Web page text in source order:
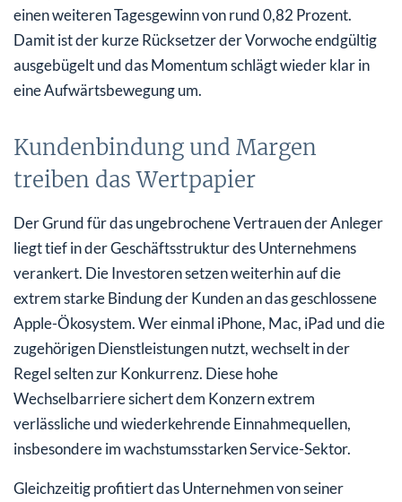
einen weiteren Tagesgewinn von rund 0,82 Prozent.
Damit ist der kurze Rücksetzer der Vorwoche endgültig
ausgebügelt und das Momentum schlägt wieder klar in
eine Aufwärtsbewegung um.
Kundenbindung und Margen
treiben das Wertpapier
Der Grund für das ungebrochene Vertrauen der Anleger
liegt tief in der Geschäftsstruktur des Unternehmens
verankert. Die Investoren setzen weiterhin auf die
extrem starke Bindung der Kunden an das geschlossene
Apple-Ökosystem. Wer einmal iPhone, Mac, iPad und die
zugehörigen Dienstleistungen nutzt, wechselt in der
Regel selten zur Konkurrenz. Diese hohe
Wechselbarriere sichert dem Konzern extrem
verlässliche und wiederkehrende Einnahmequellen,
insbesondere im wachstumsstarken Service-Sektor.
Gleichzeitig profitiert das Unternehmen von seiner